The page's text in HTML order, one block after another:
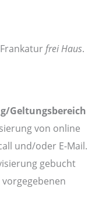
frei Haus.
Geltungsbereich
von online
und/oder E-Mail.
gebucht